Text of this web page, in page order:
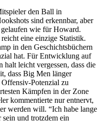
den Ball in
sind erkennbar, aber
gelaufen wie für Howard.
eine einzige Statistik.
in den Geschichtsbüchern
hat. Für Entwicklung auf
leicht vergessen, dass die
dass Big Men länger
Potenzial zu
Kämpfen in der Zone
kommentierte nur entnervt,
werden will. “Ich habe lange
und trotzdem ein